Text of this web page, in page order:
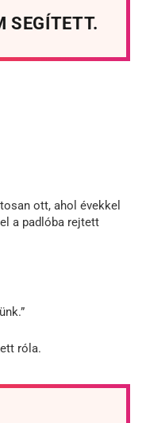
SEGÍTETT.
ott, ahol évekkel
a padlóba rejtett
róla.